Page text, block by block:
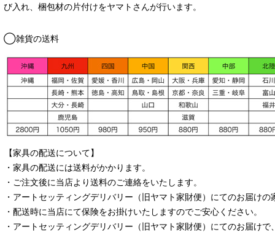
び入れ、梱包材の片付けをヤマトさんが行います。
◯雑貨の送料
【家具の配送について】
・家具の配送には送料がかかります。
・ご注文後に当店より送料のご連絡をいたします。
・ アートセッティングデリバリー （旧ヤマト家財便） にてのお届けの
・配送時に当店にて保険をお掛けいたしますのでご安心ください。
・ アートセッティングデリバリー （旧ヤマト家財便） にてのお届けで